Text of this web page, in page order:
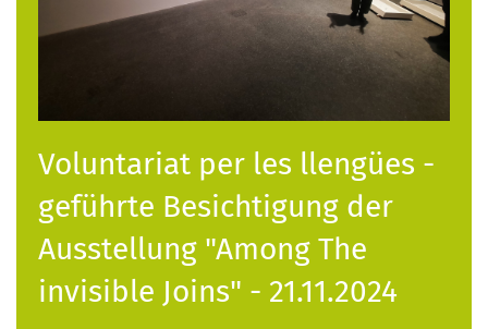
Voluntariat per les llengües -
geführte Besichtigung der
Ausstellung "Among The
invisible Joins" - 21.11.2024